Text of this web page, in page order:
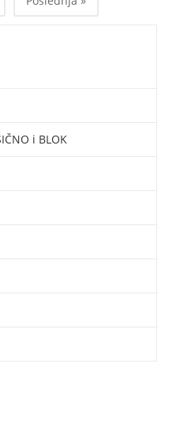
i BLOK